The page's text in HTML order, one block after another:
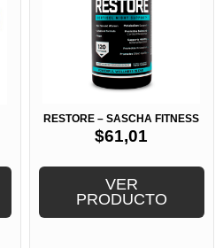
RESTORE – SASCHA FITNESS
$61,01
VER
PRODUCTO